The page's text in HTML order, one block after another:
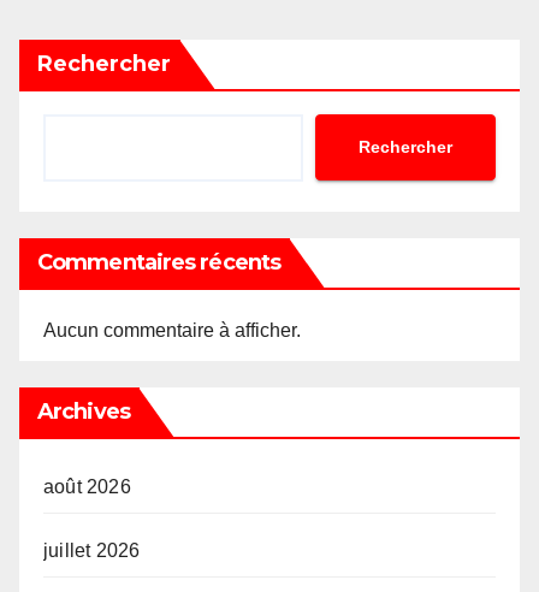
Rechercher
Rechercher
Commentaires récents
Aucun commentaire à afficher.
Archives
août 2026
juillet 2026